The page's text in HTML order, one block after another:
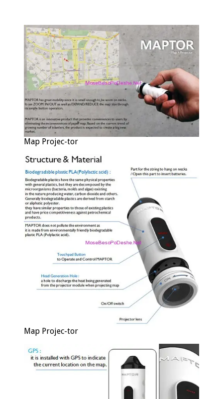
Map Projec-tor
Map Projec-tor